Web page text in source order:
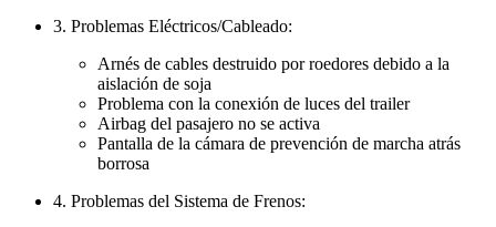
3. Problemas Eléctricos/Cableado:
Arnés de cables destruido por roedores debido a la
aislación de soja
Problema con la conexión de luces del trailer
Airbag del pasajero no se activa
Pantalla de la cámara de prevención de marcha atrás
borrosa
4. Problemas del Sistema de Frenos: